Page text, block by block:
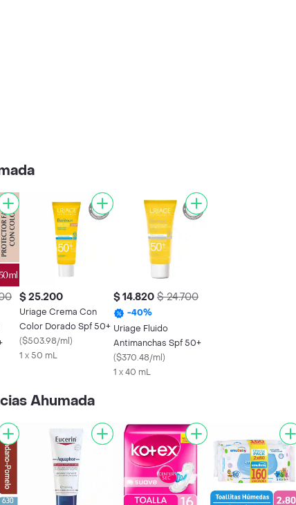
$ 25.200
Uriage Crema Con
Color Dorado Spf 50+
($503.98/ml)
1 x 50 mL
$ 14.820 $ 24.700
-40%
Uriage Fluido
Antimanchas Spf 50+
($370.48/ml)
1 x 40 mL
Ahumada